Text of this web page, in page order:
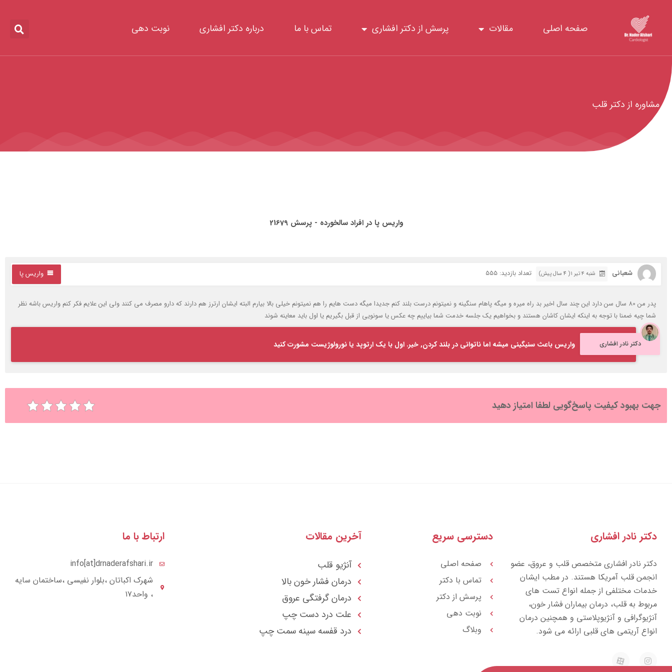
محتوا
صفحه اصلی مقالات پرسش از دکتر افشاری تماس با ما درباره دکتر افشاری نوبت دهی
مشاوره از دکتر قلب
واریس پا در افراد سالخورده - پرسش 21679
شعبانی شنبه ۴ تیر ۱( 4 سال پیش) تعداد بازدید: 555 واریس پا
پدر من 80 سال سن دارد این چند سال اخیر بد راه میره و میگه پاهام سنگینه و نمیتونم درست بلند کنم جدیدا میگه دست هایم را هم نمیتونم خیلی بالا بیارم البته ایشان ارترز هم دارند که دارو مصرف می کنند ولی این علایم فکر کنم واریس باشه نظر
شما چیه ضمنا با توجه به اینکه ایشان کاشان هستند و بخواهیم یک جلسه خدمت شما بیاییم چه عکس یا سونویی از قبل بگیریم یا اول باید معاینه شوند
دکتر نادر افشاری واریس باعث سنیگینی میشه اما ناتوانی در بلند کردن, خیر. اول با یک ارتوپد یا نورولوژیست مشورت کنید
جهت بهبود کیفیت پاسخ‌گویی لطفا امتیاز دهید
دکتر نادر افشاری
دکتر نادر افشاری متخصص قلب و عروق، عضو
انجمن قلب آمریکا هستند. در مطب ایشان
خدمات مختلفی از جمله انواع تست های
مربوط به قلب، درمان بیماران فشار خون،
آنژیوگرافی و آنژیوپلاستی و همچنین درمان
انواع آریتمی های قلبی ارائه می شود.
I
n
E
a
دسترسی سریع
صفحه اصلی
تماس با دکتر
پرسش از دکتر
نوبت دهی
وبلاگ
آخرین مقالات
آنژیو قلب
درمان فشار خون بالا
درمان گرفتگی عروق
علت درد دست چپ
درد قفسه سينه سمت چپ
ارتباط با ما
info[at]drnaderafshari.ir
شهرک اکباتان ،بلوار نفیسی ،ساختمان سایه
، واحد۱۷